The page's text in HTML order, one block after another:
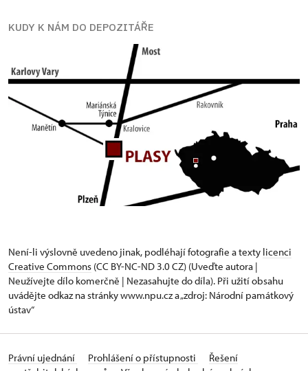
KUDY K NÁM DO DEPOZITÁŘE
Není-li výslovně uvedeno jinak, podléhají fotografie a texty licenci
Creative Commons (CC BY-NC-ND 3.0 CZ) (Uveďte autora |
Neužívejte dílo komerčně | Nezasahujte do díla). Při užití obsahu
uvádějte odkaz na stránky www.npu.cz a „zdroj: Národní památkový
ústav“
Právní ujednání Prohlášení o přístupnosti
Řešení